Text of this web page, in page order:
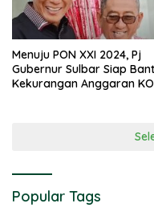
Menuju PON XXI 2024, Pj
Gubernur Sulbar Siap
Kekurangan Anggaran
Popular Tags